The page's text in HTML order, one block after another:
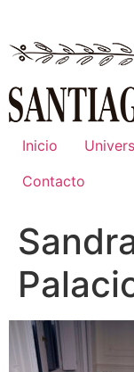
contenido
Inicio
Contacto